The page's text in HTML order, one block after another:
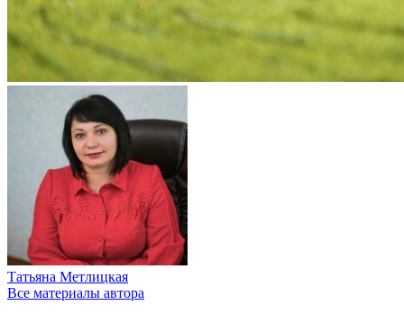
Татьяна Метлицкая
Все материалы автора